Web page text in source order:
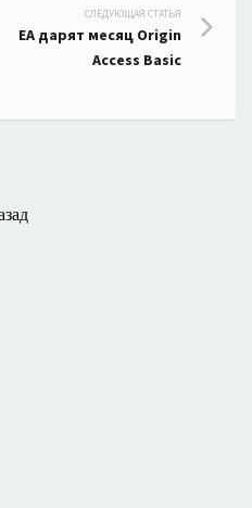
СЛЕДУЮЩАЯ СТАТЬЯ
EA дарят месяц Origin
Access Basic